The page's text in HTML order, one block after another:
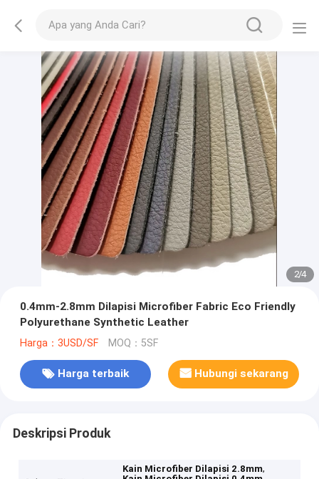
2/4
0.4mm-2.8mm Dilapisi Microfiber Fabric Eco Friendly
Polyurethane Synthetic Leather
Harga：3USD/SF MOQ：5SF
Harga terbaik Hubungi sekarang
Deskripsi Produk
Kain Microfiber Dilapisi 2.8mm,